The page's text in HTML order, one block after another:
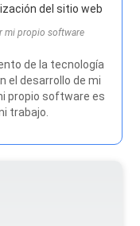
del sitio web
mi propio software
de la tecnología
el desarrollo de mi
propio software es
trabajo.